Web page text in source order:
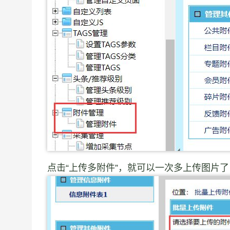
点击“上传多附件”，就可以一次多上传图片